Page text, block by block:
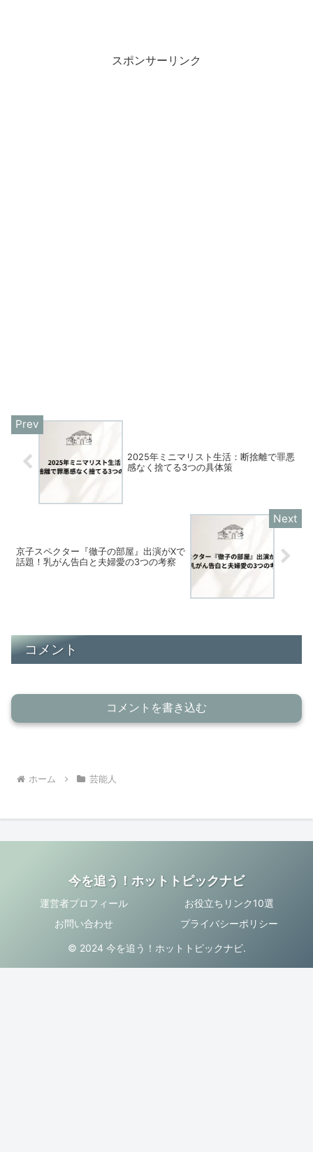
スポンサーリンク
2025年ミニマリスト生活：断捨離で罪悪
感なく捨てる3つの具体策
京子スペクター『徹子の部屋』出演がXで
話題！乳がん告白と夫婦愛の3つの考察
コメント
コメントを書き込む
ホーム 芸能人
今を追う！ホットトピックナビ
運営者プロフィール
お役立ちリンク10選
お問い合わせ
プライバシーポリシー
© 2024 今を追う！ホットトピックナビ.